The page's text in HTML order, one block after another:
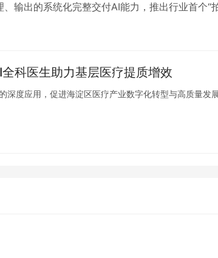
输出的系统化完整交付AI能力，推出行业首个“
…
科医生助力基层医疗提质增效
度应用，促进海淀区医疗产业数字化转型与高质量发展